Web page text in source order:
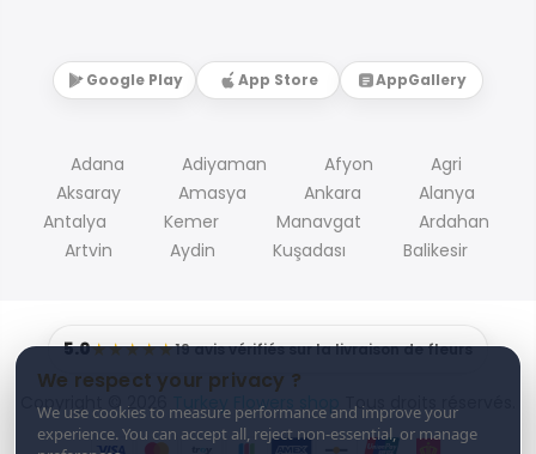
We respect your privacy ?
We use cookies to measure performance and improve your
experience. You can accept all, reject non-essential, or manage
Google Play App Store AppGallery
Adana Adiyaman Afyon
Agri
Aksaray
Amasya Ankara
Alanya
Antalya
Kemer Manavgat
Ardahan
Artvin
Aydin Kuşadası Balikesir
5.0★★★★★19 avis vérifiés sur la livraison de fleurs
Copyright © 2026 Turkey Flowers shop Tous droits réservés.